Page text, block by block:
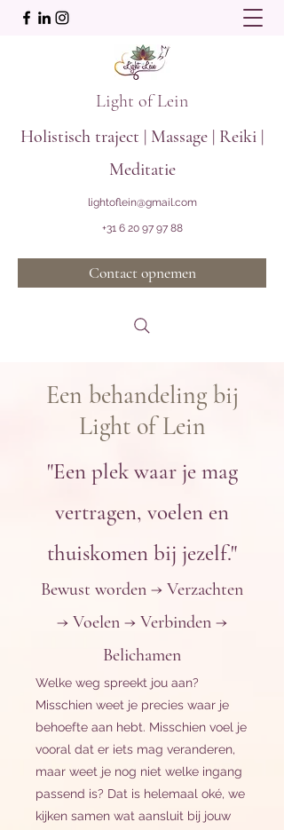
Light of Lein
Holistisch traject | Massage | Reiki |
Meditatie
lightoflein@gmail.com
+31 6 20 97 97 88
Contact opnemen
Een behandeling bij
Light of Lein
"Een plek waar je mag
vertragen, voelen en
thuiskomen bij jezelf."
Bewust worden → Verzachten
→ Voelen → Verbinden →
Belichamen
Welke weg spreekt jou aan?
Misschien weet je precies waar je
behoefte aan hebt. Misschien voel je
vooral dat er iets mag veranderen,
maar weet je nog niet welke ingang
passend is? Dat is helemaal oké, we
kijken samen wat aansluit bij jouw